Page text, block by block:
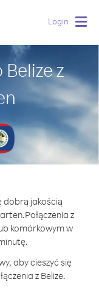
Login
z
dobrą jakością
Połączenia z
komórkowym w
aby cieszyć się
z Belize.